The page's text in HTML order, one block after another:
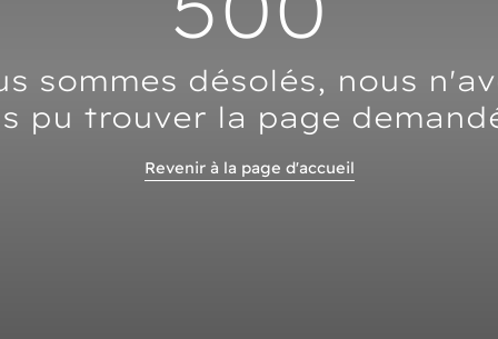
sommes désolés, nous
pu trouver la page
Revenir à la page d'accueil